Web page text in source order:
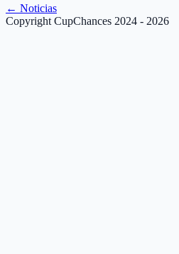
← Noticias
Copyright CupChances 2024 - 2026